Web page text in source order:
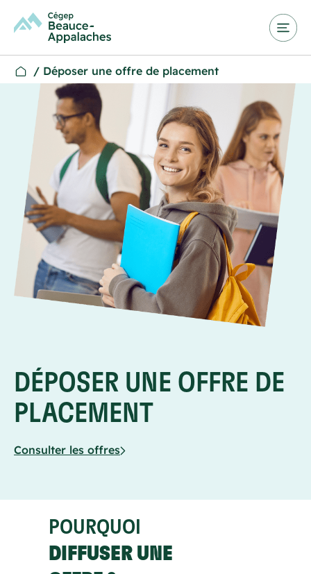
/ Déposer une offre de placement
DÉPOSER UNE OFFRE DE
PLACEMENT
Consulter les offres
POURQUOI
DIFFUSER UNE